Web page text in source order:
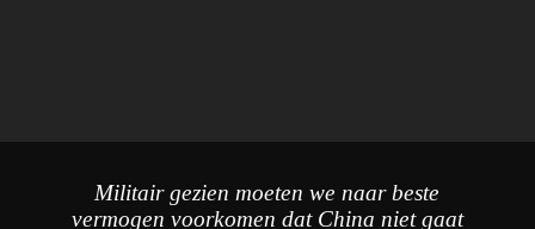
Militair gezien moeten we naar beste
vermogen voorkomen dat China niet gaat